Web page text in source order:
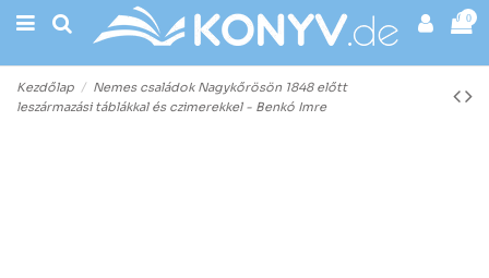
0
Kezdőlap
Nemes családok Nagykőrösön 1848 előtt
leszármazási táblákkal és czimerekkel - Benkó Imre